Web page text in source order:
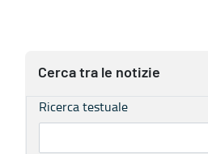
Cerca tra le notizie
Ricerca testuale